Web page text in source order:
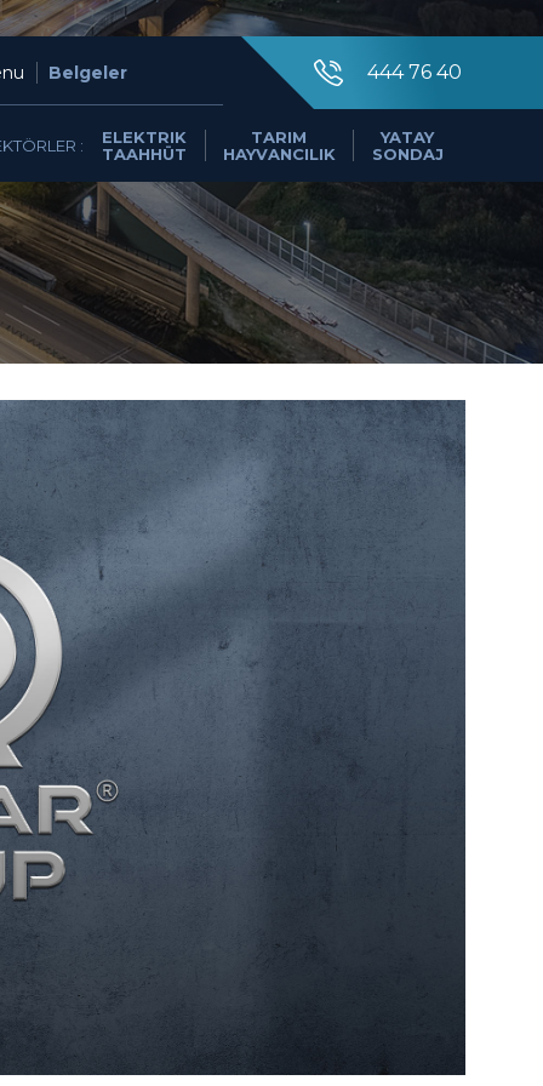
×
444 76 40
0549 494 85 49
info@dutar.com.tr
Belgeler 444 76 40
:
ELEKTRIK
TAAHHÜT
TARIM
HAYVANCILIK
YATAY
SONDAJ